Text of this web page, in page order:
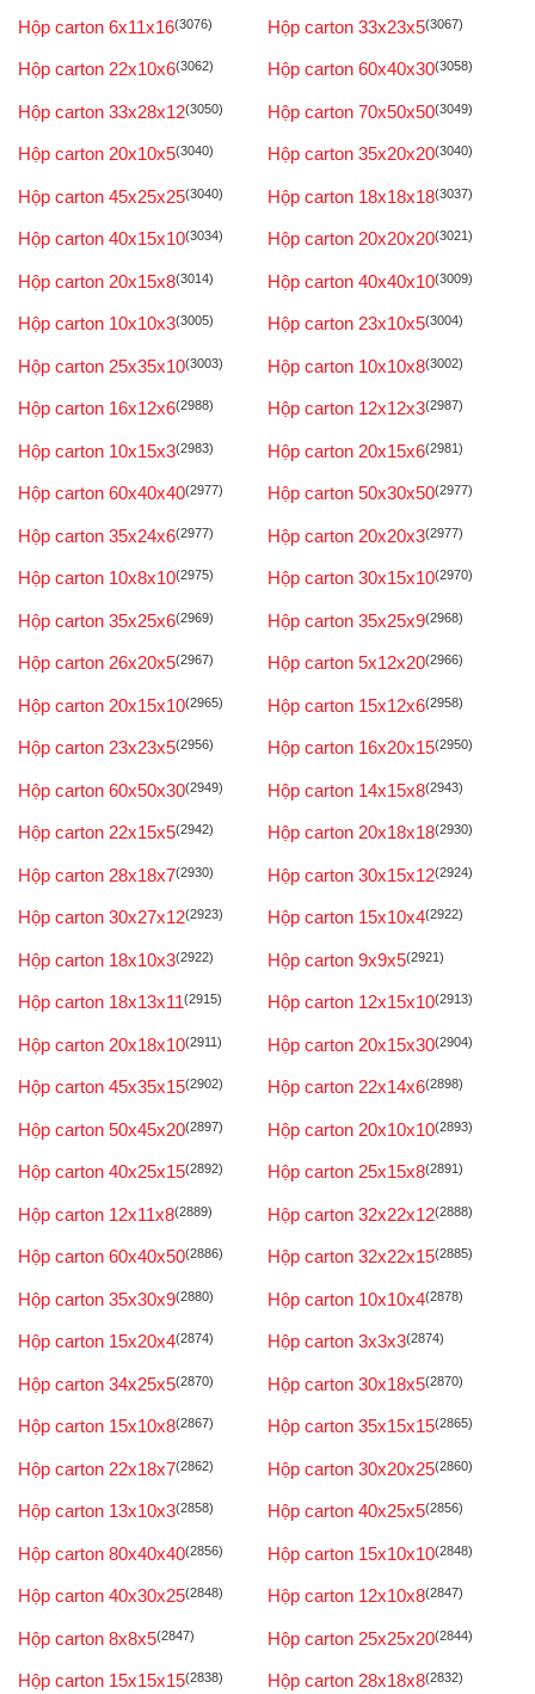
Hộp carton 6x11x16(3076) Hộp carton 33x23x5(3067)
Hộp carton 22x10x6(3062) Hộp carton 60x40x30(3058)
Hộp carton 33x28x12(3050) Hộp carton 70x50x50(3049)
Hộp carton 20x10x5(3040) Hộp carton 35x20x20(3040)
Hộp carton 45x25x25(3040) Hộp carton 18x18x18(3037)
Hộp carton 40x15x10(3034) Hộp carton 20x20x20(3021)
Hộp carton 20x15x8(3014) Hộp carton 40x40x10(3009)
Hộp carton 10x10x3(3005) Hộp carton 23x10x5(3004)
Hộp carton 25x35x10(3003) Hộp carton 10x10x8(3002)
Hộp carton 16x12x6(2988) Hộp carton 12x12x3(2987)
Hộp carton 10x15x3(2983) Hộp carton 20x15x6(2981)
Hộp carton 60x40x40(2977) Hộp carton 50x30x50(2977)
Hộp carton 35x24x6(2977) Hộp carton 20x20x3(2977)
Hộp carton 10x8x10(2975) Hộp carton 30x15x10(2970)
Hộp carton 35x25x6(2969) Hộp carton 35x25x9(2968)
Hộp carton 26x20x5(2967) Hộp carton 5x12x20(2966)
Hộp carton 20x15x10(2965) Hộp carton 15x12x6(2958)
Hộp carton 23x23x5(2956) Hộp carton 16x20x15(2950)
Hộp carton 60x50x30(2949) Hộp carton 14x15x8(2943)
Hộp carton 22x15x5(2942) Hộp carton 20x18x18(2930)
Hộp carton 28x18x7(2930) Hộp carton 30x15x12(2924)
Hộp carton 30x27x12(2923) Hộp carton 15x10x4(2922)
Hộp carton 18x10x3(2922) Hộp carton 9x9x5(2921)
Hộp carton 18x13x11(2915) Hộp carton 12x15x10(2913)
Hộp carton 20x18x10(2911) Hộp carton 20x15x30(2904)
Hộp carton 45x35x15(2902) Hộp carton 22x14x6(2898)
Hộp carton 50x45x20(2897) Hộp carton 20x10x10(2893)
Hộp carton 40x25x15(2892) Hộp carton 25x15x8(2891)
Hộp carton 12x11x8(2889) Hộp carton 32x22x12(2888)
Hộp carton 60x40x50(2886) Hộp carton 32x22x15(2885)
Hộp carton 35x30x9(2880) Hộp carton 10x10x4(2878)
Hộp carton 15x20x4(2874) Hộp carton 3x3x3(2874)
Hộp carton 34x25x5(2870) Hộp carton 30x18x5(2870)
Hộp carton 15x10x8(2867) Hộp carton 35x15x15(2865)
Hộp carton 22x18x7(2862) Hộp carton 30x20x25(2860)
Hộp carton 13x10x3(2858) Hộp carton 40x25x5(2856)
Hộp carton 80x40x40(2856) Hộp carton 15x10x10(2848)
Hộp carton 40x30x25(2848) Hộp carton 12x10x8(2847)
Hộp carton 8x8x5(2847) Hộp carton 25x25x20(2844)
Hộp carton 15x15x15(2838) Hộp carton 28x18x8(2832)